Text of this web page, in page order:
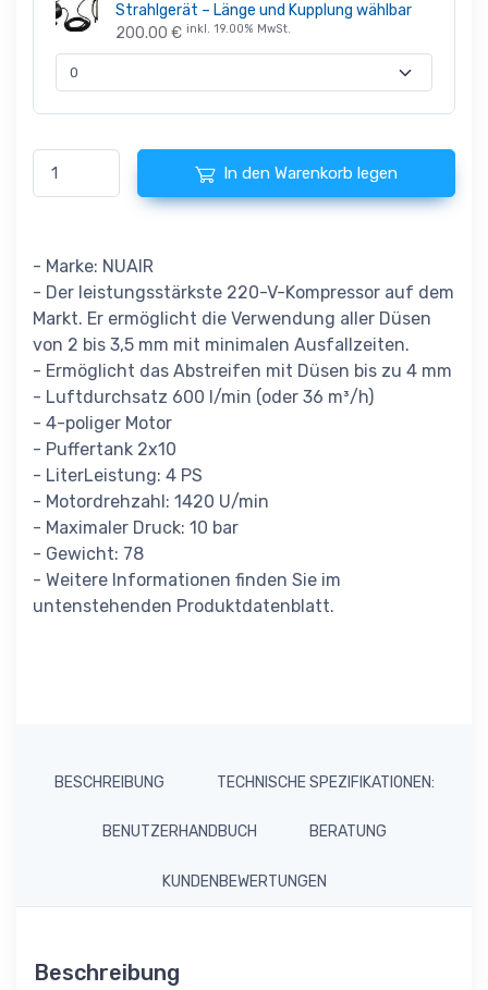
Strahlgerät – Länge und Kupplung wählbar
200.00 € inkl. 19.00% MwSt.
In den Warenkorb legen
- Marke: NUAIR
- Der leistungsstärkste 220-V-Kompressor auf dem
Markt. Er ermöglicht die Verwendung aller Düsen
von 2 bis 3,5 mm mit minimalen Ausfallzeiten.
- Ermöglicht das Abstreifen mit Düsen bis zu 4 mm
- Luftdurchsatz 600 l/min (oder 36 m³/h)
- 4-poliger Motor
- Puffertank 2x10
- LiterLeistung: 4 PS
- Motordrehzahl: 1420 U/min
- Maximaler Druck: 10 bar
- Gewicht: 78
- Weitere Informationen finden Sie im
untenstehenden Produktdatenblatt.
BESCHREIBUNG TECHNISCHE SPEZIFIKATIONEN:
BENUTZERHANDBUCH BERATUNG
KUNDENBEWERTUNGEN
Beschreibung